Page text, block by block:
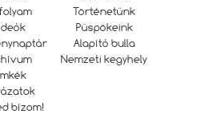
bízom!
Történetünk
Püspökeink
Alapító bulla
Nemzeti kegyhely